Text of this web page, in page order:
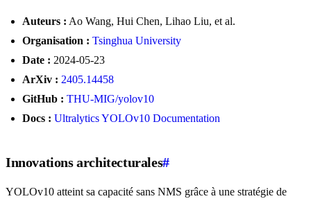
Auteurs : Ao Wang, Hui Chen, Lihao Liu, et al.
Organisation : Tsinghua University
Date : 2024-05-23
ArXiv : 2405.14458
GitHub : THU-MIG/yolov10
Docs : Ultralytics YOLOv10 Documentation
Innovations architecturales#
YOLOv10 atteint sa capacité sans NMS grâce à une stratégie de